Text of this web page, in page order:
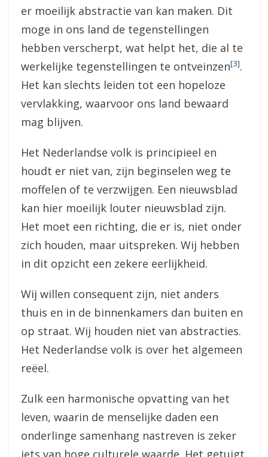
er moeilijk abstractie van kan maken. Dit
moge in ons land de tegenstellingen
hebben verscherpt, wat helpt het, die al te
werkelijke tegenstellingen te ontveinzen[3].
Het kan slechts leiden tot een hopeloze
vervlakking, waarvoor ons land bewaard
mag blijven.
Het Nederlandse volk is principieel en
houdt er niet van, zijn beginselen weg te
moffelen of te verzwijgen. Een nieuwsblad
kan hier moeilijk louter nieuwsblad zijn.
Het moet een richting, die er is, niet onder
zich houden, maar uitspreken. Wij hebben
in dit opzicht een zekere eerlijkheid.
Wij willen consequent zijn, niet anders
thuis en in de binnenkamers dan buiten en
op straat. Wij houden niet van abstracties.
Het Nederlandse volk is over het algemeen
reëel.
Zulk een harmonische opvatting van het
leven, waarin de menselijke daden een
onderlinge samenhang nastreven is zeker
iets van hoge culturele waarde. Het getuigt